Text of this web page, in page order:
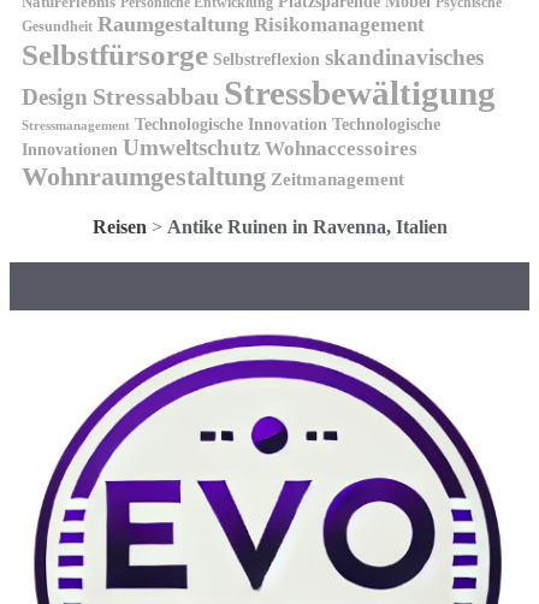
Gesundheit Raumgestaltung Risikomanagement
Selbstfürsorge Selbstreflexion skandinavisches
Design Stressabbau Stressbewältigung
Stressmanagement Technologische Innovation Technologische
Innovationen Umweltschutz Wohnaccessoires
Wohnraumgestaltung Zeitmanagement
Reisen > Antike Ruinen in Ravenna, Italien